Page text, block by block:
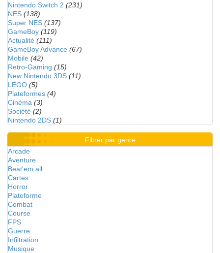
Nintendo Switch 2 (231)
NES (138)
Super NES (137)
GameBoy (119)
Actualité (111)
GameBoy Advance (67)
Mobile (42)
Retro-Gaming (15)
New Nintendo 3DS (11)
LEGO (5)
Plateformes (4)
Cinéma (3)
Société (2)
Nintendo 2DS (1)
Filtrer par genre
Arcade
Aventure
Beat'em all
Cartes
Horror
Plateforme
Combat
Course
FPS
Guerre
Infiltration
Musique